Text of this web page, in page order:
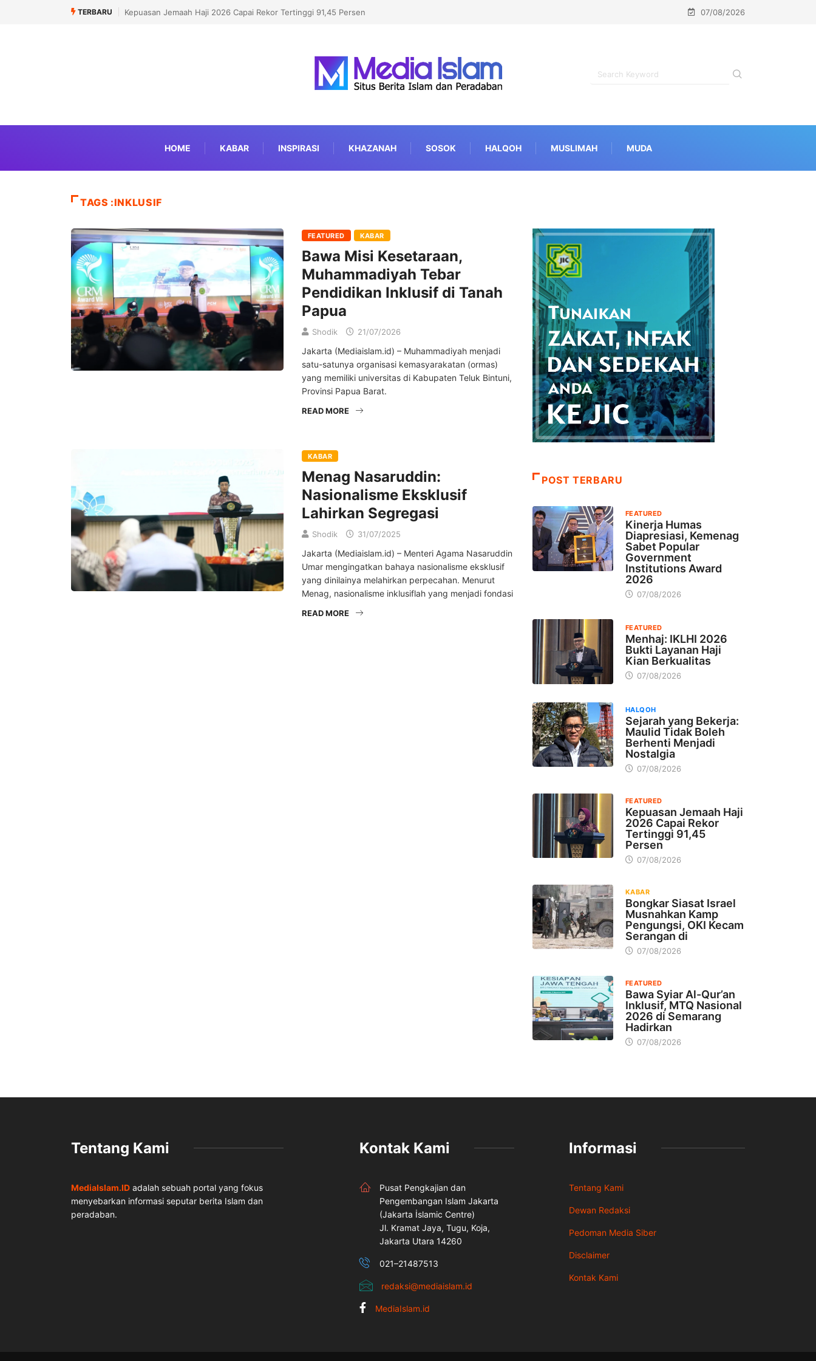
TERBARU Kepuasan Jemaah Haji 2026 Capai Rekor Tertinggi 91,45 Persen 07/08/2026
HOME KABAR INSPIRASI KHAZANAH SOSOK HALQOH MUSLIMAH MUDA
TAGS :INKLUSIF
FEATURED KABAR
Bawa Misi Kesetaraan,
Muhammadiyah Tebar
Pendidikan Inklusif di Tanah
Papua
Shodik 21/07/2026
Jakarta (Mediaislam.id) – Muhammadiyah menjadi
satu-satunya organisasi kemasyarakatan (ormas)
yang memiliki universitas di Kabupaten Teluk Bintuni,
Provinsi Papua Barat.
READ MORE
KABAR
Menag Nasaruddin:
Nasionalisme Eksklusif
Lahirkan Segregasi
Shodik 31/07/2025
Jakarta (Mediaislam.id) – Menteri Agama Nasaruddin
Umar mengingatkan bahaya nasionalisme eksklusif
yang dinilainya melahirkan perpecahan. Menurut
Menag, nasionalisme inklusiflah yang menjadi fondasi
READ MORE
POST TERBARU
FEATURED
Kinerja Humas
Diapresiasi, Kemenag
Sabet Popular
Government
Institutions Award
2026
07/08/2026
FEATURED
Menhaj: IKLHI 2026
Bukti Layanan Haji
Kian Berkualitas
07/08/2026
HALQOH
Sejarah yang Bekerja:
Maulid Tidak Boleh
Berhenti Menjadi
Nostalgia
07/08/2026
FEATURED
Kepuasan Jemaah Haji
2026 Capai Rekor
Tertinggi 91,45
Persen
07/08/2026
KABAR
Bongkar Siasat Israel
Musnahkan Kamp
Pengungsi, OKI Kecam
Serangan di
07/08/2026
FEATURED
Bawa Syiar Al-Qur’an
Inklusif, MTQ Nasional
2026 di Semarang
Hadirkan
07/08/2026
Tentang Kami
MediaIslam.ID adalah sebuah portal yang fokus
menyebarkan informasi seputar berita Islam dan
peradaban.
Kontak Kami
Pusat Pengkajian dan
Pengembangan Islam Jakarta
(Jakarta İslamic Centre)
Jl. Kramat Jaya, Tugu, Koja,
Jakarta Utara 14260
021–21487513
redaksi@mediaislam.id
MediaIslam.id
Informasi
Tentang Kami
Dewan Redaksi
Pedoman Media Siber
Disclaimer
Kontak Kami